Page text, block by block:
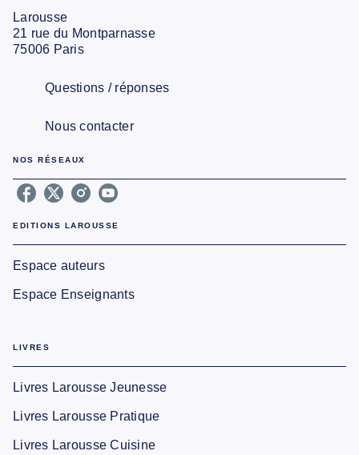
Larousse
21 rue du Montparnasse
75006 Paris
Questions / réponses
Nous contacter
NOS RÉSEAUX
EDITIONS LAROUSSE
Espace auteurs
Espace Enseignants
LIVRES
Livres Larousse Jeunesse
Livres Larousse Pratique
Livres Larousse Cuisine